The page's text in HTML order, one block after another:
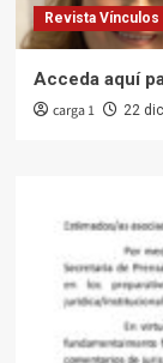
Revista Vínculos
Acceda aquí
carga 1 22